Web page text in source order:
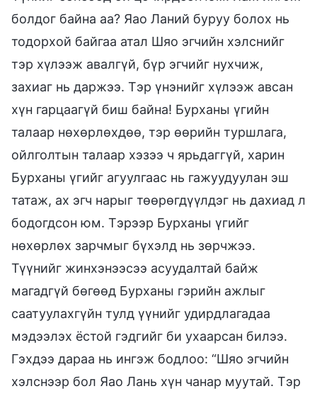
болдог байна аа? Яао Ланий буруу болох нь
тодорхой байгаа атал Шяо эгчийн хэлснийг
тэр хүлээж авалгүй, бүр эгчийг нухчиж,
захиаг нь даржээ. Тэр үнэнийг хүлээж авсан
хүн гарцаагүй биш байна! Бурханы үгийн
талаар нөхөрлөхдөө, тэр өөрийн туршлага,
ойлголтын талаар хэзээ ч ярьдаггүй, харин
Бурханы үгийг агуулгаас нь гажуудуулан эш
татаж, ах эгч нарыг төөрөгдүүлдэг нь дахиад л
бодогдсон юм. Тэрээр Бурханы үгийг
нөхөрлөх зарчмыг бүхэлд нь зөрчжээ.
Түүнийг жинхэнээсээ асуудалтай байж
магадгүй бөгөөд Бурханы гэрийн ажлыг
саатуулахгүйн тулд үүнийг удирдлагадаа
мэдээлэх ёстой гэдгийг би ухаарсан билээ.
Гэхдээ дараа нь ингэж бодлоо: “Шяо эгчийн
хэлснээр бол Яао Лань хүн чанар муутай. Тэр